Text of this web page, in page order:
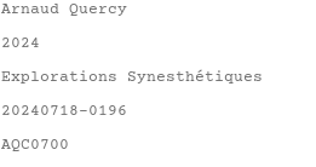
Arnaud Quercy
2024
Explorations Synesthétiques
20240718-0196
AQC0700